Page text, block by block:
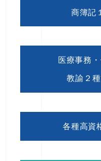
商簿記
医療事務
教諭２
各種高資